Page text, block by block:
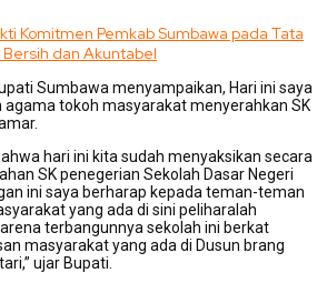
Komitmen Pemkab Sumbawa pada Tata
dan Akuntabel
Sumbawa menyampaikan, Hari ini saya
tokoh masyarakat menyerahkan SK
hari ini kita sudah menyaksikan secara
SK penegerian Sekolah Dasar Negeri
ini saya berharap kepada teman-teman
yang ada di sini peliharalah
terbangunnya sekolah ini berkat
masyarakat yang ada di Dusun brang
ujar Bupati.